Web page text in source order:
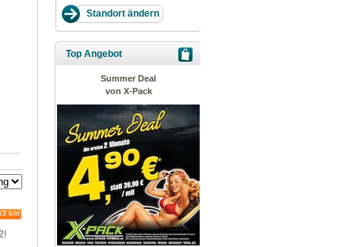
km
Top Angebot
Summer Deal
von X-Pack